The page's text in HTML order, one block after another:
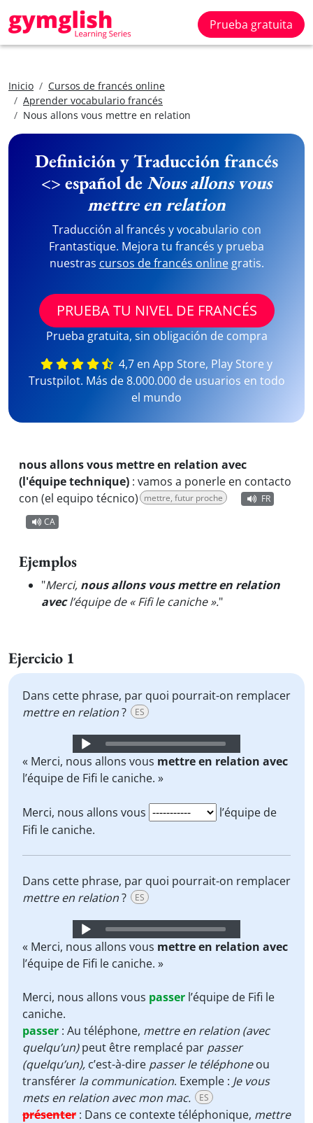
Prueba gratuita
Inicio
Cursos de francés online
Aprender vocabulario francés
Nous allons vous mettre en relation
Definición y Traducción francés
<> español de Nous allons vous
mettre en relation
Traducción al francés y vocabulario con
Frantastique. Mejora tu francés y prueba
nuestras cursos de francés onlinegratis.
PRUEBA TU NIVEL DE FRANCÉS
Prueba gratuita, sin obligación de compra
4,7 en App Store, Play Store y
Trustpilot. Más de 8.000.000 de usuarios en todo
el mundo
nous allons vous mettre en relation avec
(l'équipe technique) : vamos a ponerle en contacto
con (el equipo técnico) mettre, futur proche
FR
CA
Ejemplos
"Merci, nous allons vous mettre en relation
avecl’équipe de « Fifi le caniche »."
Ejercicio 1
Dans cette phrase, par quoi pourrait-on remplacer
mettre en relation? ES
Audio
Player
« Merci, nous allons vous mettre en relation avec
l’équipe de Fifi le caniche. »
Merci, nous allons vous
l’équipe de
Fifi le caniche.
Dans cette phrase, par quoi pourrait-on remplacer
mettre en relation? ES
Audio
Player
« Merci, nous allons vous mettre en relation avec
l’équipe de Fifi le caniche. »
Merci, nous allons vous passer l’équipe de Fifi le
caniche.
passer : Au téléphone, mettre en relation (avec
quelqu’un)peut être remplacé par passer
(quelqu’un), c’est-à-dire passer le téléphoneou
transférer la communication. Exemple : Je vous
mets en relation avec mon mac.
ES
présenter : Dans ce contexte téléphonique, mettre